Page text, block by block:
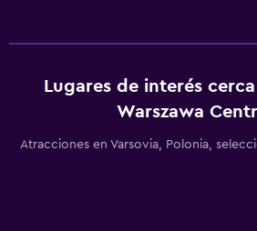
Lugares de interés
Warszawa
Atracciones en Varsovia, Polonia,